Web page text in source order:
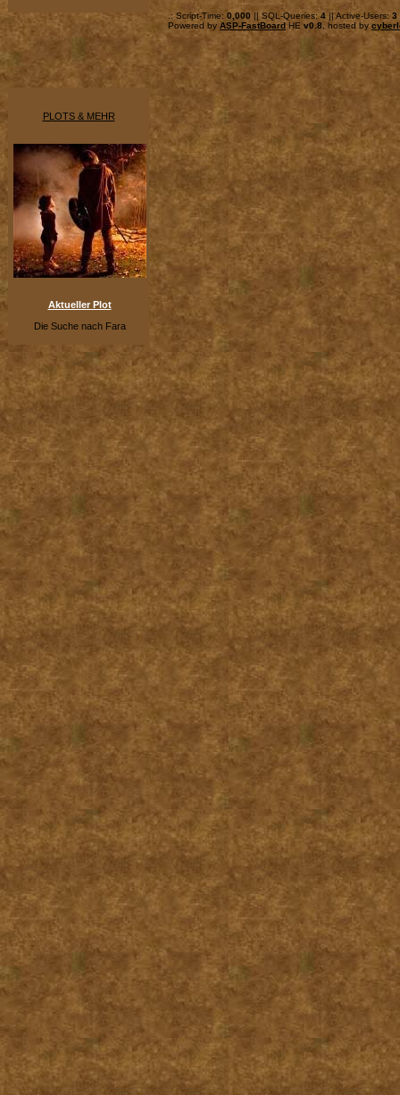
PLOTS & MEHR
Aktueller Plot
Die Suche nach Fara
.: Script-Time: 0,000 || SQL-Queries: 4|| Active-Users: 3
Powered by ASP-FastBoardHE v0.8 , hosted by